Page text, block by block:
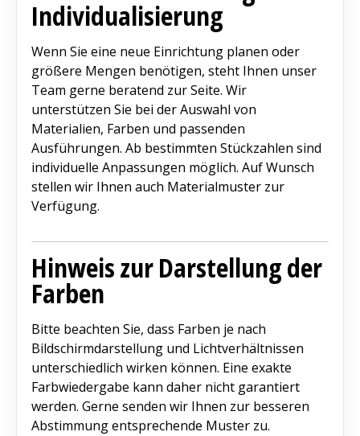
Individualisierung
Wenn Sie eine neue Einrichtung planen oder
größere Mengen benötigen, steht Ihnen unser
Team gerne beratend zur Seite. Wir
unterstützen Sie bei der Auswahl von
Materialien, Farben und passenden
Ausführungen. Ab bestimmten Stückzahlen sind
individuelle Anpassungen möglich. Auf Wunsch
stellen wir Ihnen auch Materialmuster zur
Verfügung.
Hinweis zur Darstellung der
Farben
Bitte beachten Sie, dass Farben je nach
Bildschirmdarstellung und Lichtverhältnissen
unterschiedlich wirken können. Eine exakte
Farbwiedergabe kann daher nicht garantiert
werden. Gerne senden wir Ihnen zur besseren
Abstimmung entsprechende Muster zu.